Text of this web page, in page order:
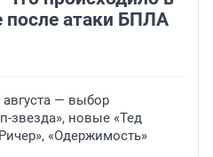
после атаки БПЛА
августа — выбор
звезда», новые «Тед
«Одержимость»